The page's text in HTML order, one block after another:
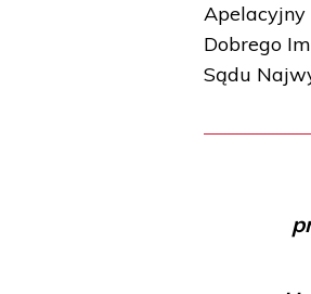
Apelacyjny
Dobrego
Sądu